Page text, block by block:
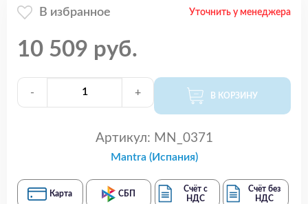
В избранное Уточнить у менеджера
10 509 руб.
- + В КОРЗИНУ
Артикул: MN_0371
Mantra (Испания)
Карта СБП
Счёт с
НДС
Счёт без
НДС